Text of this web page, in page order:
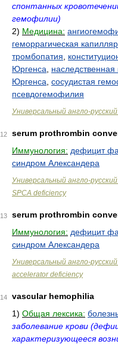
спонтанных
гемофилии)
2) Медицина:
геморрагическая
тромбопатия
Юргенса
Юргенса сосудистая
псевдогемофилия
Универсальный англо-
12
serum prothrombin
Иммунология: дефицит
синдром Александера
Универсальный англо-
SPCA deficiency
13
serum prothrombin
Иммунология: дефицит
синдром Александера
Универсальный англо-
accelerator deficiency
14
vascular hemophilia
1) Общая лексика:
заболевание крови
характеризующееся